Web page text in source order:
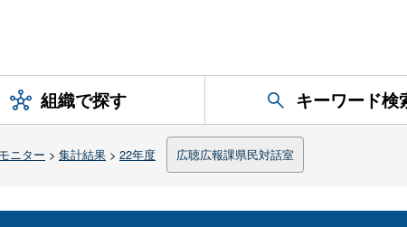
組織で探す キーワード検
ニター > 集計結果 > 22年度 広聴広報課県民対話室